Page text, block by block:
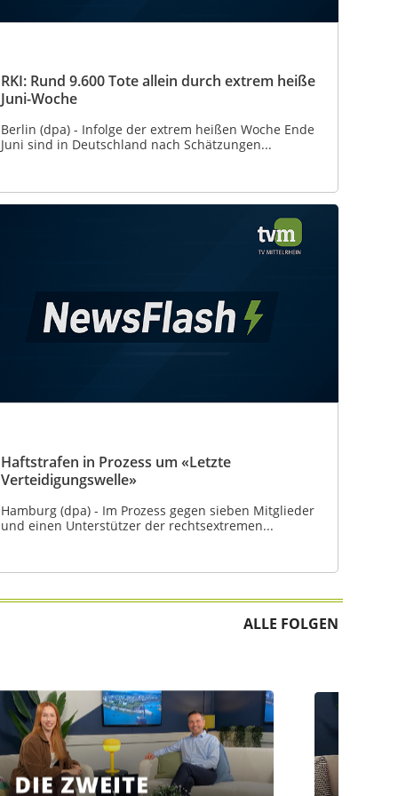
RKI: Rund 9.600 Tote allein durch extrem heiße
Juni-Woche
Berlin (dpa) - Infolge der extrem heißen Woche Ende
Juni sind in Deutschland nach Schätzungen...
Haftstrafen in Prozess um «Letzte
Verteidigungswelle»
Hamburg (dpa) - Im Prozess gegen sieben Mitglieder
und einen Unterstützer der rechtsextremen...
ALLE FOLGEN